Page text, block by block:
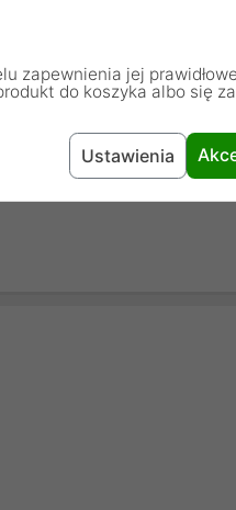
dany produkt.
zapewnienia jej
do koszyka albo się
Ustawienia